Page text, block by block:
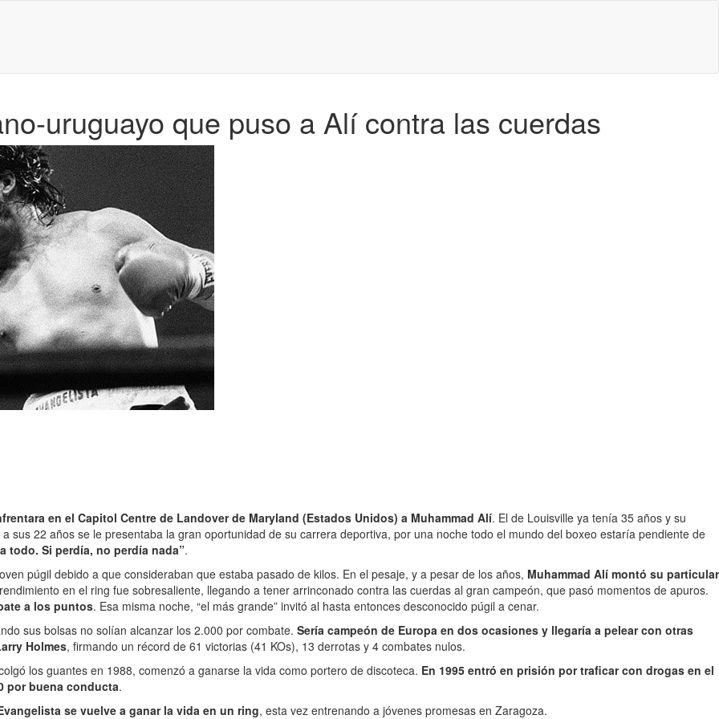
uruguayo que puso a Alí contra las cuerdas
en el Capitol Centre de Landover de Maryland (Estados Unidos) a Muhammad Alí. El de Louisville ya tenía 35 años y su
sus 22 años se le presentaba la gran oportunidad de su carrera deportiva, por una noche todo el mundo del boxeo estaría pendiente de
todo. Si perdía, no perdía nada”.
púgil debido a que consideraban que estaba pasado de kilos. En el pesaje, y a pesar de los años, Muhammad Alí montó su particular
en el ring fue sobresaliente, llegando a tener arrinconado contra las cuerdas al gran campeón, que pasó momentos de apuros.
a los puntos. Esa misma noche, “el más grande” invitó al hasta entonces desconocido púgil a cenar.
sus bolsas no solían alcanzar los 2.000 por combate. Sería campeón de Europa en dos ocasiones y llegaría a pelear con otras
Holmes, firmando un récord de 61 victorias (41 KOs), 13 derrotas y 4 combates nulos.
los guantes en 1988, comenzó a ganarse la vida como portero de discoteca. En 1995 entró en prisión por traficar con drogas en el
por buena conducta.
se vuelve a ganar la vida en un ring, esta vez entrenando a jóvenes promesas en Zaragoza.